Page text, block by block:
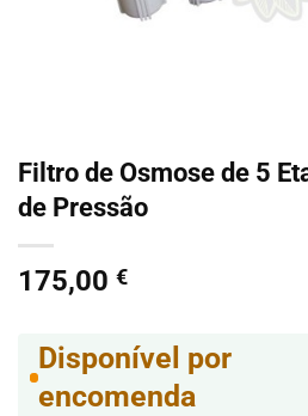
Filtro de Osmose de 5
de Pressão
175,00 €
Disponível por
encomenda